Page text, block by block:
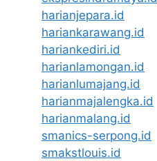
harianjepara.id
hariankarawang.id
hariankediri.id
harianlamongan.id
harianlumajang.id
harianmajalengka.id
harianmalang.id
smanics-serpong.id
smakstlouis.id